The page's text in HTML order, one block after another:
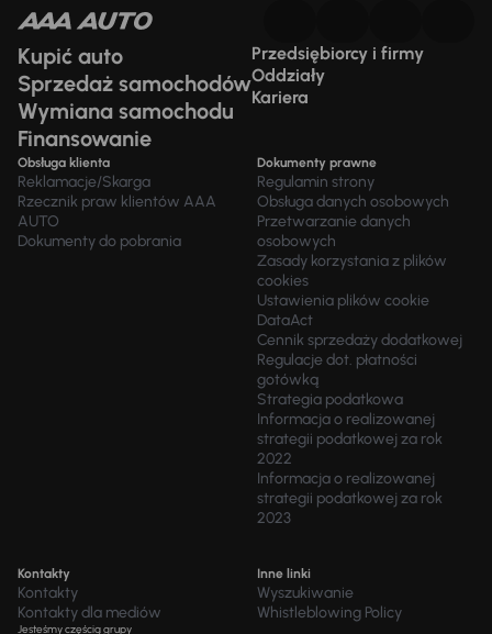
Kupić auto
Sprzedaż samochodów
Wymiana samochodu
Finansowanie
Przedsiębiorcy i firmy
Oddziały
Kariera
Obsługa klienta
Reklamacje/Skarga
Rzecznik praw klientów AAA
AUTO
Dokumenty do pobrania
Dokumenty prawne
Regulamin strony
Obsługa danych osobowych
Przetwarzanie danych
osobowych
Zasady korzystania z plików
cookies
Ustawienia plików cookie
DataAct
Cennik sprzedaży dodatkowej
Regulacje dot. płatności
gotówką
Strategia podatkowa
Informacja o realizowanej
strategii podatkowej za rok
2022
Informacja o realizowanej
strategii podatkowej za rok
2023
Kontakty
Kontakty
Kontakty dla mediów
Inne linki
Wyszukiwanie
Whistleblowing Policy
Jesteśmy częścią grupy